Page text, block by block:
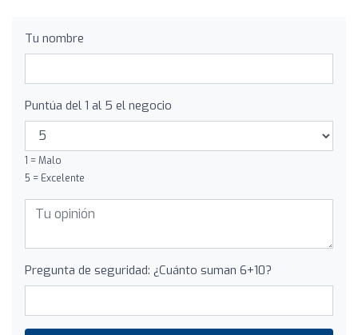
Tu nombre
Puntúa del 1 al 5 el negocio
1 = Malo
5 = Excelente
Pregunta de seguridad: ¿Cuánto suman 6+10?